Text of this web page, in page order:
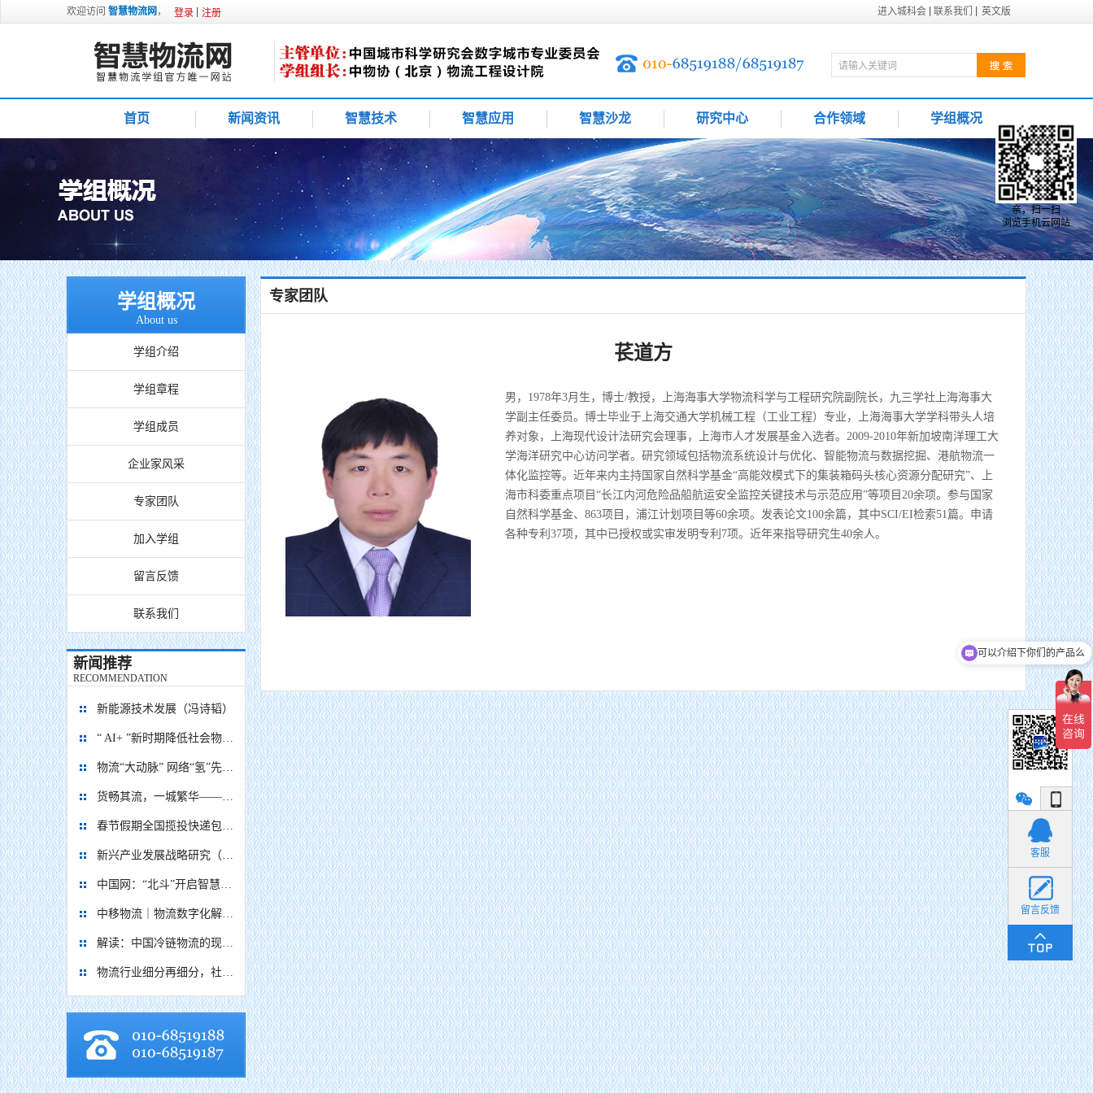
欢迎访问 智慧物流网 ， 登录 注册 进入城科会 联系我们 英文版
首页 新闻资讯 智慧技术 智慧应用 智慧沙龙 研究中心 合作领域 学组概况
学组概况
About us
学组介绍
学组章程
学组成员
企业家风采
专家团队
加入学组
留言反馈
联系我们
新闻推荐
RECOMMENDATION
新能源技术发展（冯诗韬）
“ AI+ ”新时期降低社会物流成本的思考
物流“大动脉” 网络“氢”先行 7个氢能高速场景落地京津冀
货畅其流，一城繁华——看烟台现代物流发展
春节假期全国揽投快递包裹量超7亿件
新兴产业发展战略研究（2035）
中国网：“北斗”开启智慧物流新篇章
中移物流｜物流数字化解决方案
解读：中国冷链物流的现在与未来
物流行业细分再细分，社区内“分钟级配送”服务隐现商机
专家团队
苌道方
男，1978年3月生，博士/教授，上海海事大学物流科学与工程研究院副院长，九三学社上海海事大
学副主任委员。博士毕业于上海交通大学机械工程（工业工程）专业，上海海事大学学科带头人培
养对象，上海现代设计法研究会理事，上海市人才发展基金入选者。2009-2010年新加坡南洋理工大
学海洋研究中心访问学者。研究领域包括物流系统设计与优化、智能物流与数据挖掘、港航物流一
体化监控等。近年来内主持国家自然科学基金“高能效模式下的集装箱码头核心资源分配研究”、上
海市科委重点项目“长江内河危险品船航运安全监控关键技术与示范应用”等项目20余项。参与国家
自然科学基金、863项目，浦江计划项目等60余项。发表论文100余篇，其中SCI/EI检索51篇。申请
各种专利37项，其中已授权或实审发明专利7项。近年来指导研究生40余人。
小丽
客服
留言反馈
亲，扫一扫
浏览手机云网站
可以介绍下你们的产品么